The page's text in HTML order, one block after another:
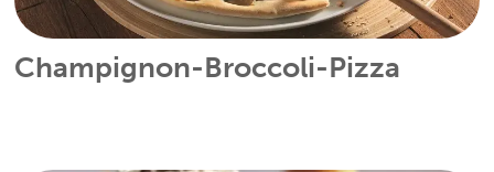
Champignon-Broccoli-Pizza